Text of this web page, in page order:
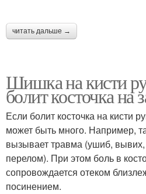
читать дальше →
Шишка на кисти
болит косточка на
Если болит косточка на кисти
может быть много. Например,
вызывает травма (ушиб,
перелом). При этом боль в
сопровождается отеком
посинением.